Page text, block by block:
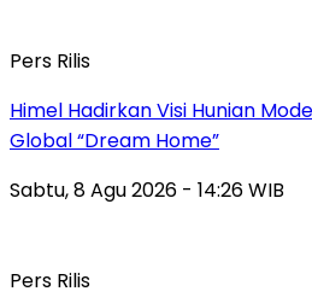
Pers Rilis
Himel Hadirkan Visi Hunian
Global “Dream Home”
Sabtu, 8 Agu 2026 - 14:26 WIB
Pers Rilis